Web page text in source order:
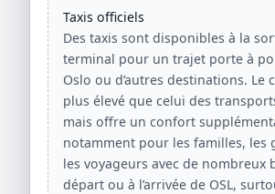
Taxis officiels
Des taxis sont disponibles à la
terminal pour un trajet porte à
Oslo ou d’autres destinations. Le
plus élevé que celui des
mais offre un confort
notamment pour les familles, les
les voyageurs avec de nombreux
départ ou à l’arrivée de OSL,